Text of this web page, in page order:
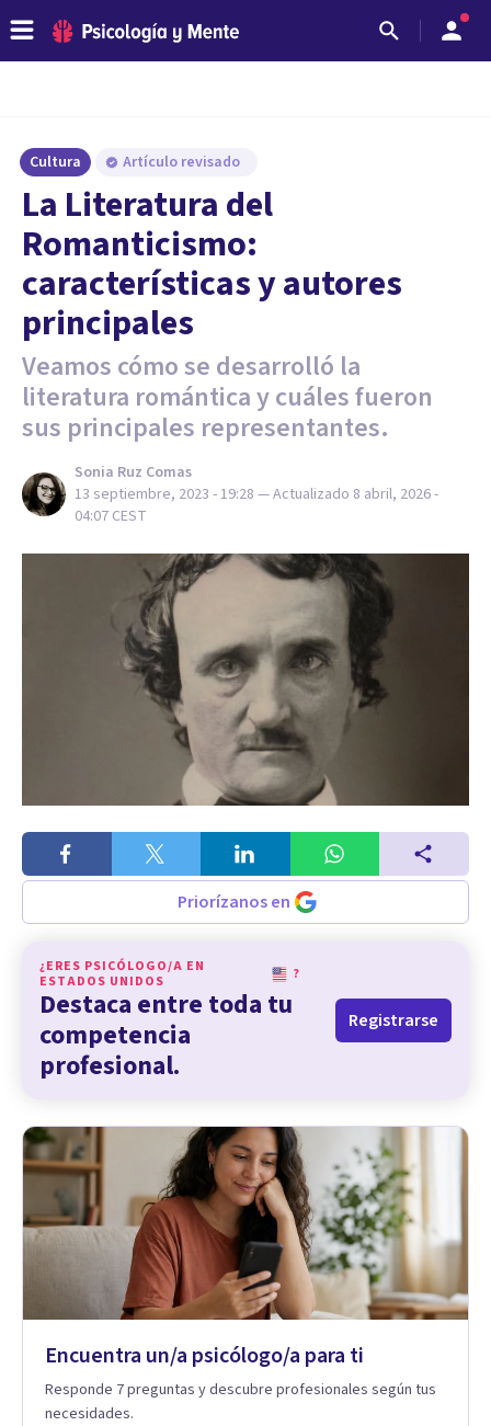
Cultura Artículo revisado
La Literatura del
Romanticismo:
características y autores
principales
Veamos cómo se desarrolló la
literatura romántica y cuáles fueron
sus principales representantes.
Sonia Ruz Comas
13 septiembre, 2023 - 19:28 — Actualizado 8 abril, 2026 -
04:07 CEST
Priorízanos en
¿ERES PSICÓLOGO/A EN
ESTADOS UNIDOS
?
Destaca entre toda tu
competencia
profesional.
Registrarse
Encuentra un/a psicólogo/a para ti
Responde 7 preguntas y descubre profesionales según tus
necesidades.